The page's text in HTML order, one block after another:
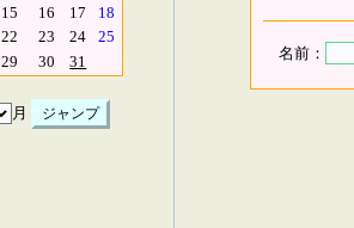
15 16 17
18
22 23 24
25
29 30 31
月
名前：